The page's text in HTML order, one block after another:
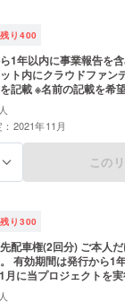
残り 400
以内に事業報告を含めた広
ト内にクラウドファン
記載 ※名前の記載を希
2021年11月
この
残り 300
配車権(2回分) ご本人
有効期間は発行から1
月に当プロジェクトを
す。